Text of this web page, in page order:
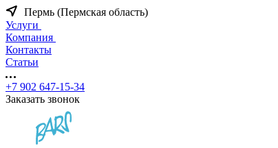
Пермь (Пермская область)
Услуги
Компания
Контакты
Статьи
+7 902 647-15-34
Заказать звонок